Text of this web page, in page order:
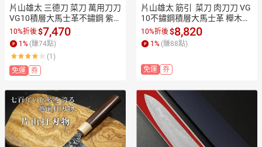
片山雄太 三德刀 菜刀 萬用刀刀
VG10積層大馬士革不鏽鋼 紫
檀柄 170mm【極上和刀】【日
本高品質菜刀】【APP滿額下
單10%點數(單一帳號最高1500
點)】8/31止
10%折後$7,470
1 % (賺74點)
(1)
免運
券
片山雄太 筋引  菜刀 肉刀刀 VG
10不鏽鋼積層大馬士革 櫸木八
角柄 240mm【極上和刀】【日
本高品質菜刀】【APP滿額下
單10%點數(單一帳號最高1500
10%折後$8,820
1 % (賺88點)
免運 券